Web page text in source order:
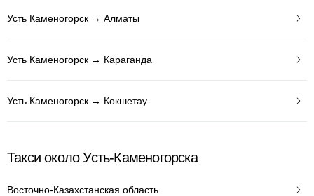
Усть Каменогорск → Алматы
Усть Каменогорск → Караганда
Усть Каменогорск → Кокшетау
Такси около Усть-Каменогорска
Восточно-Казахстанская область